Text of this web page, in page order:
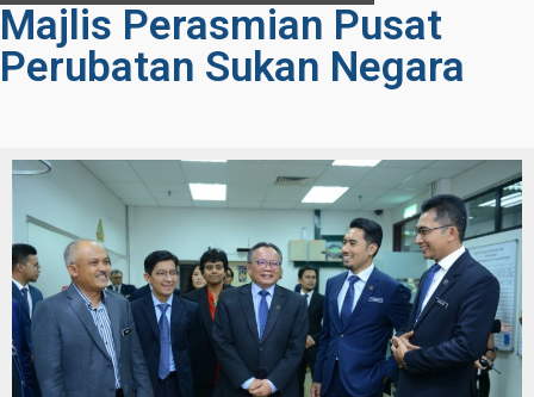
Majlis Perasmian Pusat
Perubatan Sukan Negara